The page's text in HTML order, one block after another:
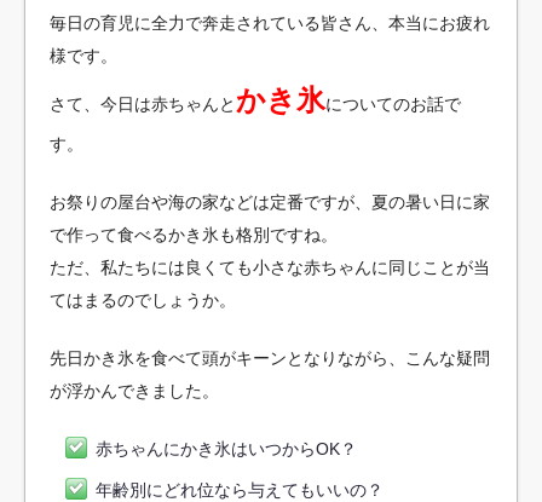
毎日の育児に全力で奔走されている皆さん、本当にお疲れ
様です。
さて、今日は赤ちゃんと かき氷についてのお話で
す。
お祭りの屋台や海の家などは定番ですが、夏の暑い日に家
で作って食べるかき氷も格別ですね。
ただ、私たちには良くても小さな赤ちゃんに同じことが当
てはまるのでしょうか。
先日かき氷を食べて頭がキーンとなりながら、こんな疑問
が浮かんできました。
赤ちゃんにかき氷はいつからOK？
年齢別にどれ位なら与えてもいいの？